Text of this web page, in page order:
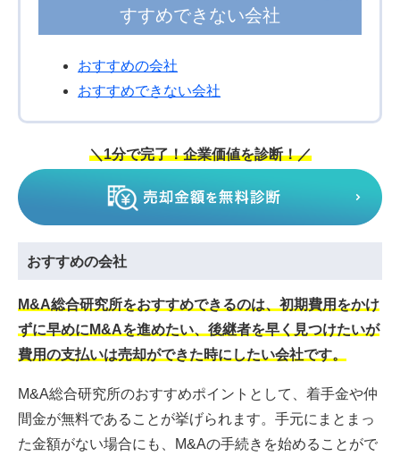
すすめできない会社
おすすめの会社
おすすめできない会社
＼1分で完了！企業価値を診断！／
おすすめの会社
M&A総合研究所をおすすめできるのは、初期費用をかけ
ずに早めにM&Aを進めたい、後継者を早く見つけたいが
費用の支払いは売却ができた時にしたい会社です。
M&A総合研究所のおすすめポイントとして、着手金や仲
間金が無料であることが挙げられます。手元にまとまっ
た金額がない場合にも、M&Aの手続きを始めることがで